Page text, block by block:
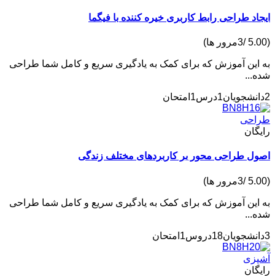
طراحی رابط کاربری خیره کننده با فیگما
آموزش که برای کمک به یادگیری سریع و کامل شما طراحی
1درس 1امتحان
طراحی محور بر کاربردهای مختلف زندگی
آموزش که برای کمک به یادگیری سریع و کامل شما طراحی
18دروس 1امتحان